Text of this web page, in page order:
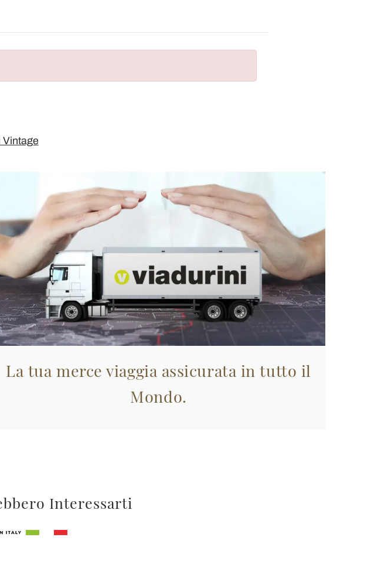
Vintage
La tua merce viaggia assicurata in tutto il
Mondo.
Interessarti